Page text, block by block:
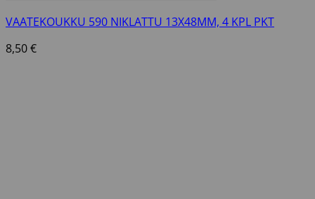
VAATEKOUKKU 590 NIKLATTU 13X48MM, 4 KPL PKT
8,50€